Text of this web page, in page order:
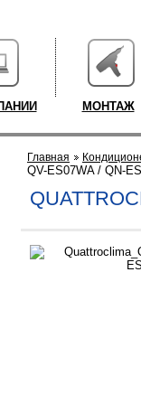
МОНТАЖ
Главная
QV-ES07WA / QN-